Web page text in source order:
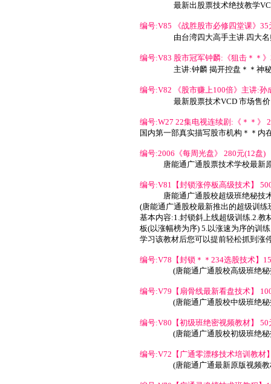
最新出股票技术绝技教学
编号:V85 《战胜股市必修四堂课》35
由台湾四大高手主讲.四大
编号:V83 股市冠军钟麟:《狙击＊＊
主讲:钟麟 揭开控盘＊＊神
编号:V82 《股市赚上100倍》主讲:孙
最新股票技术VCD 市场售
编号:W27 22集电视连续剧:《＊＊》
国内第一部真实描写股市机构＊＊内
编号:2006《每周光盘》 280元(12盘)
唐能通广通股票技术学校最新
编号:V81【封锁涨停板高级技术】
唐能通广通股校超级班绝秘技
(唐能通广通股校最新推出的超级训
基本内容:1.封锁斜上线超级训练.2.教
板(以涨幅榜为序) 5.以涨速为序的训
学习该教材后您可以提前轻松抓到涨
编号:V78【封锁＊＊234选股技术】
(唐能通广通股校高级班绝
编号:V79【扇骨线最新看盘技术】
(唐能通广通股校中级班绝秘
编号:V80【初级班绝密视频教材】 50
(唐能通广通股校初级班绝
编号:V72【广通零漂移技术培训教材
(唐能通广通最新原版视频